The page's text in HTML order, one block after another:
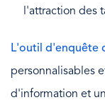
l'attraction des
L'outil d'enquête
personnalisables
d'information et